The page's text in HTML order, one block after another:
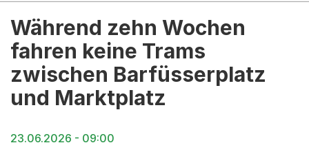
Während zehn Wochen
fahren keine Trams
zwischen Barfüsserplatz
und Marktplatz
23.06.2026 - 09:00